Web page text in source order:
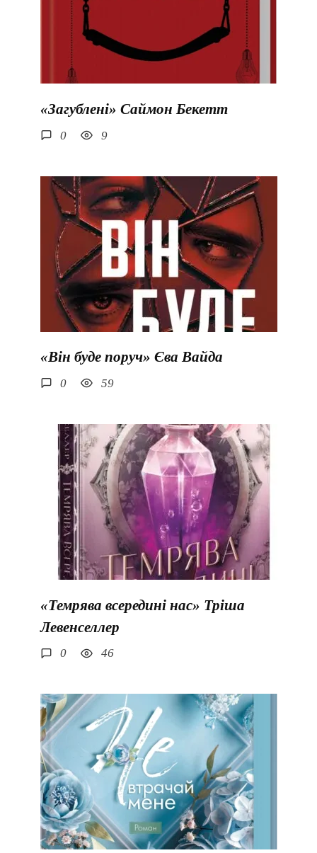
«Загублені» Саймон Бекетт
0 9
«Він буде поруч» Єва Вайда
0 59
«Темрява всередині нас» Тріша
Левенселлер
0 46